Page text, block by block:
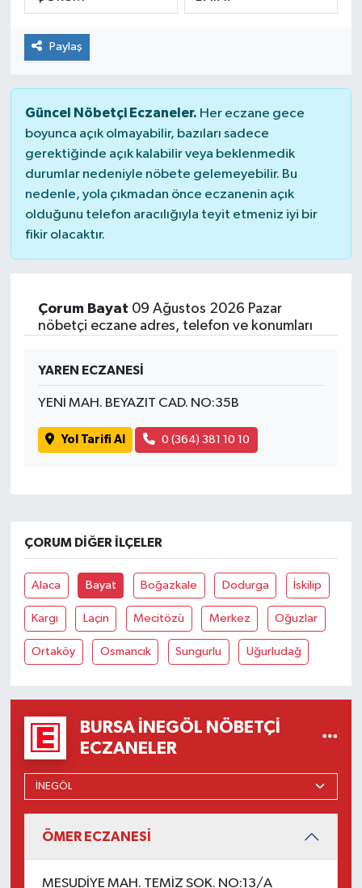
Paylaş
Güncel Nöbetçi Eczaneler. Her eczane gece
boyunca açık olmayabilir, bazıları sadece
gerektiğinde açık kalabilir veya beklenmedik
durumlar nedeniyle nöbete gelemeyebilir. Bu
nedenle, yola çıkmadan önce eczanenin açık
olduğunu telefon aracılığıyla teyit etmeniz iyi bir
fikir olacaktır.
Çorum Bayat 09 Ağustos 2026 Pazar
nöbetçi eczane adres, telefon ve konumları
YAREN ECZANESİ
YENİ MAH. BEYAZIT CAD. NO:35B
Yol Tarifi Al 0 (364) 381 10 10
ÇORUM DIĞER İLÇELER
Alaca Bayat Boğazkale Dodurga İskilip
Kargı Laçin Mecitözü Merkez Oğuzlar
Ortaköy Osmancık Sungurlu Uğurludağ
BURSA İNEGÖL NÖBETÇI
ECZANELER
ÖMER ECZANESİ
MESUDİYE MAH. TEMİZ SOK. NO:13/A